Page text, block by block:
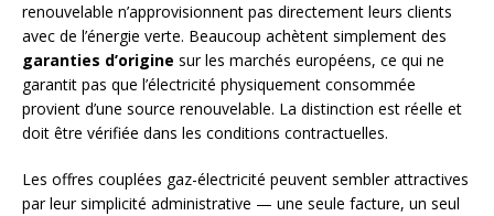
renouvelable n’approvisionnent pas directement leurs clients
avec de l’énergie verte. Beaucoup achètent simplement des
garanties d’origine sur les marchés européens, ce qui ne
garantit pas que l’électricité physiquement consommée
provient d’une source renouvelable. La distinction est réelle et
doit être vérifiée dans les conditions contractuelles.
Les offres couplées gaz-électricité peuvent sembler attractives
par leur simplicité administrative — une seule facture, un seul